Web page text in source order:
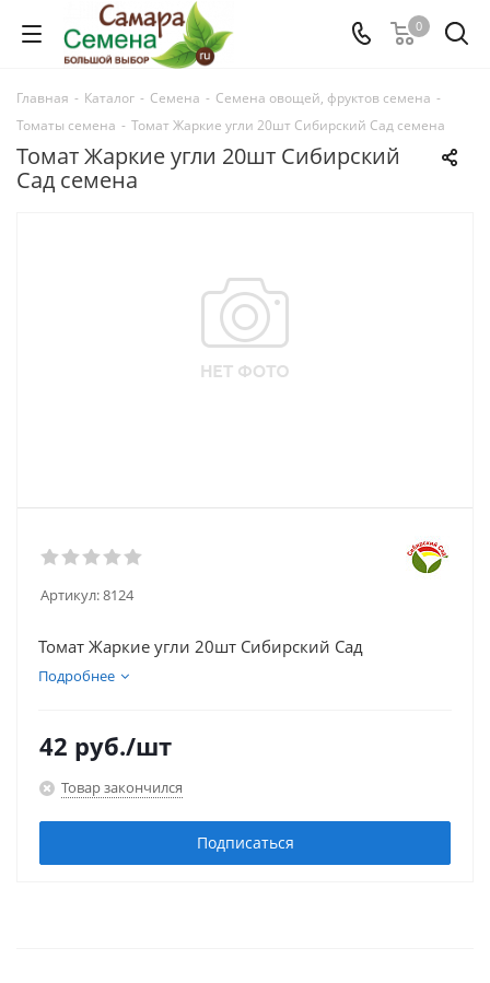
0
Главная - Каталог - Семена - Семена овощей, фруктов семена -
Томаты семена - Томат Жаркие угли 20шт Сибирский Сад семена
Томат Жаркие угли 20шт Сибирский
Сад семена
Артикул:8124
Томат Жаркие угли 20шт Сибирский Сад
Подробнее
42 руб./шт
Товар закончился
Подписаться